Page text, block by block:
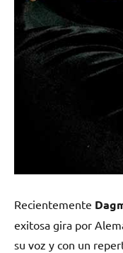
Recientemente
exitosa gira por
su voz y con un